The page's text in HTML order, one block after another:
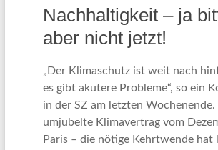
Nachhaltigkeit – ja
aber nicht jetzt!
„Der Klimaschutz ist weit nach
es gibt akutere Probleme“, so ein
in der SZ am letzten Wochenende.
umjubelte Klimavertrag vom
Paris – die nötige Kehrtwende hat